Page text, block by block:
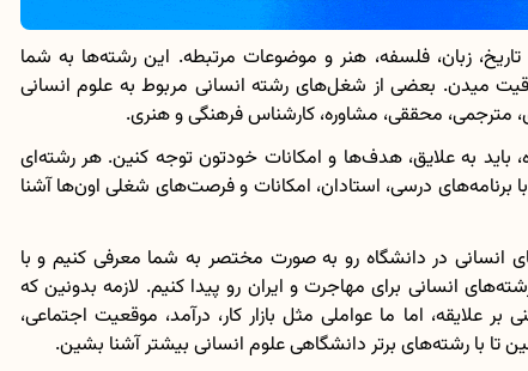
چه اعدادی...
اعداد صحیح، طبیعی و گویا چه اعدادی...
حذفیات کنکور انسانی 1404
زبان، فلسفه، هنر و موضوعات مرتبطه. این رشته‌ها به شما
میدن. بعضی از شغل‌های رشته انسانی مربوط به علوم انسانی
مترجمی، محققی، مشاوره، کارشناس فرهنگی و هنری.
باید به علایق، هدف‌ها و امکانات خودتون توجه کنین. هر رشته‌ای
برنامه‌های درسی، استادان، امکانات و فرصت‌های شغلی اون‌ها آشنا
انسانی در دانشگاه رو به صورت مختصر به شما معرفی کنیم و با
انسانی برای مهاجرت و ایران رو پیدا کنیم. لازمه بدونین که
علایقه، اما ما عواملی مثل بازار کار، درآمد، موقعیت اجتماعی،
تا با رشته‌های برتر دانشگاهی علوم انسانی بیشتر آشنا بشین.